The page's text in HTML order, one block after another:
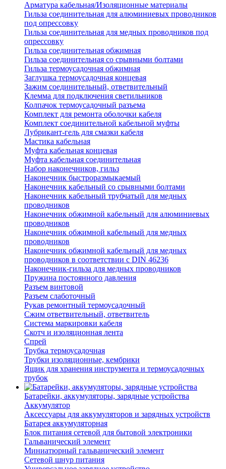
Арматура кабельная/Изоляционные материалы
Гильза соединительная для алюминиевых проводников
под опрессовку
Гильза соединительная для медных проводников под
опрессовку
Гильза соединительная обжимная
Гильза соединительная со срывными болтами
Гильза термоусадочная обжимная
Заглушка термоусадочная концевая
Зажим соединительный, ответвительный
Клемма для подключения светильников
Колпачок термоусадочный разъема
Комплект для ремонта оболочки кабеля
Комплект соединительной кабельной муфты
Лубрикант-гель для смазки кабеля
Мастика кабельная
Муфта кабельная концевая
Муфта кабельная соединительная
Набор наконечников, гильз
Наконечник быстроразмыкаемый
Наконечник кабельный со срывными болтами
Наконечник кабельный трубчатый для медных
проводников
Наконечник обжимной кабельный для алюминиевых
проводников
Наконечник обжимной кабельный для медных
проводников
Наконечник обжимной кабельный для медных
проводников в соответствии с DIN 46236
Наконечник-гильза для медных проводников
Пружина постоянного давления
Разъем винтовой
Разъем слаботочный
Рукав ремонтный термоусадочный
Сжим ответвительный, ответвитель
Система маркировки кабеля
Скотч и изоляционная лента
Спрей
Трубка термоусадочная
Трубки изоляционные, кембрики
Ящик для хранения инструмента и термоусадочных
трубок
Батарейки, аккумуляторы, зарядные устройства
Аккумулятор
Аксессуары для аккумуляторов и зарядных устройств
Батарея аккумуляторная
Блок питания сетевой для бытовой электроники
Гальванический элемент
Миниатюрный гальванический элемент
Сетевой шнур питания